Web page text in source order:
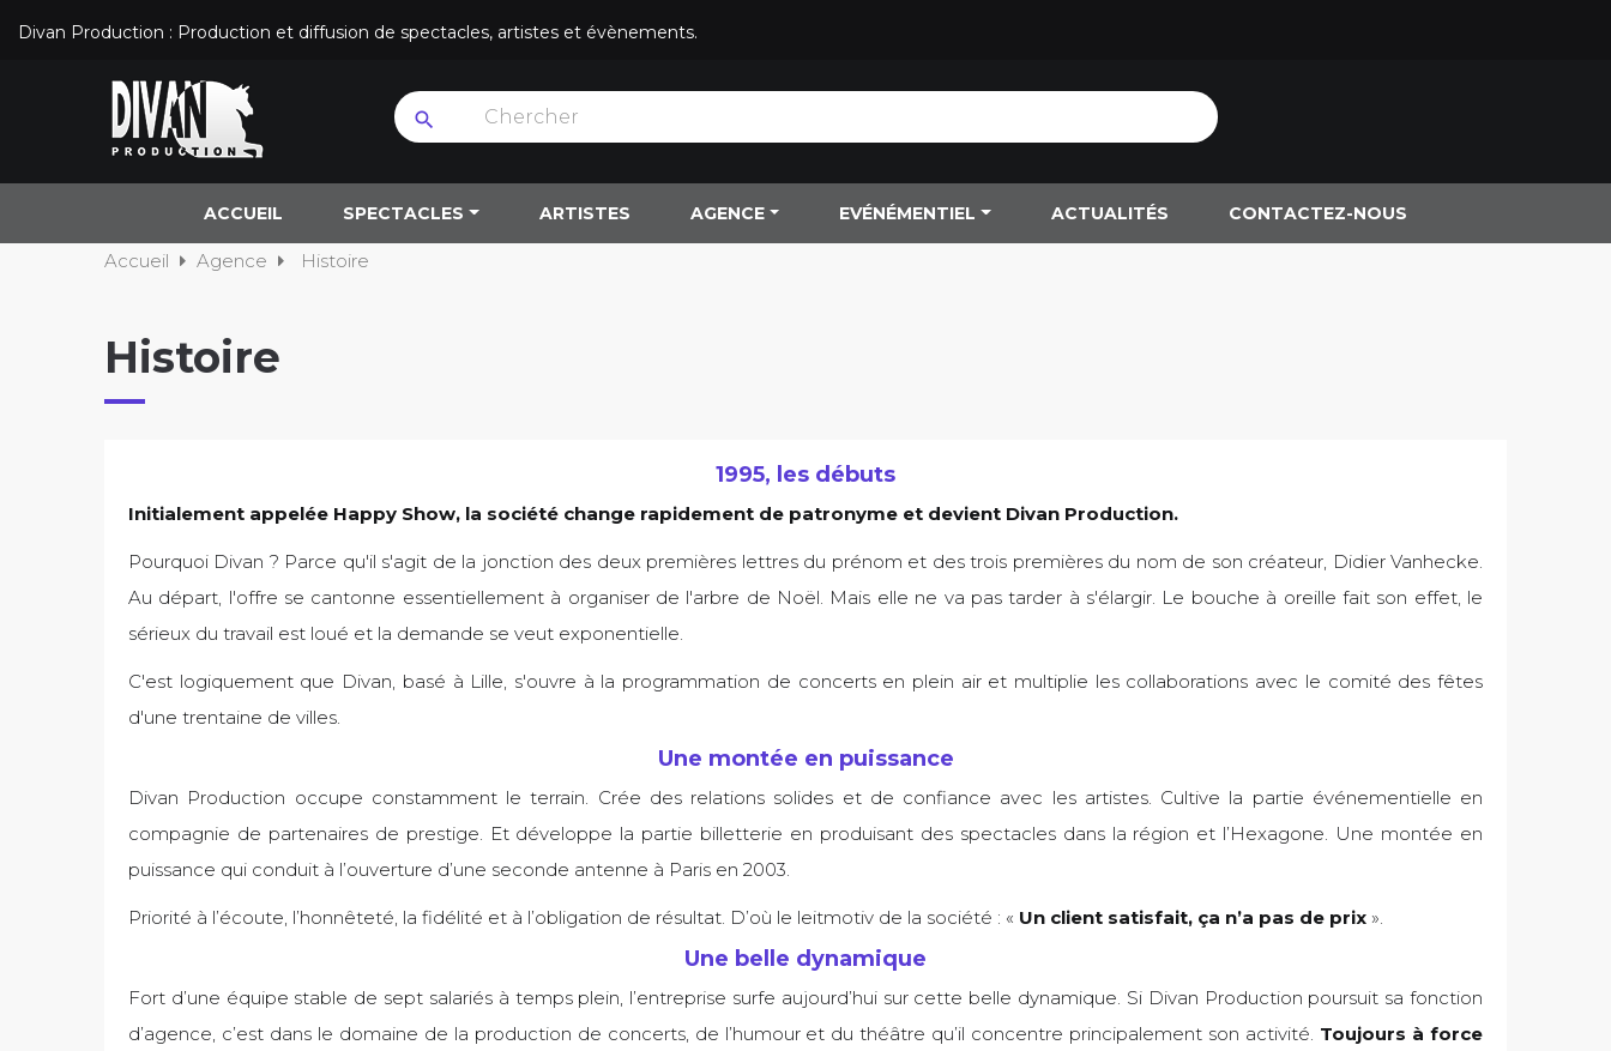
Divan Production : Production et diffusion de spectacles, artistes et évènements.
search
ACCUEIL SPECTACLES ARTISTES AGENCE EVÉNÉMENTIEL ACTUALITÉS CONTACTEZ-NOUS
Accueil Agence Histoire
Histoire
1995, les débuts
Initialement appelée Happy Show, la société change rapidement de patronyme et devient Divan Production.
Pourquoi Divan ? Parce qu'il s'agit de la jonction des deux premières lettres du prénom et des trois premières du nom de son créateur, Didier Vanhecke.
Au départ, l'offre se cantonne essentiellement à organiser de l'arbre de Noël. Mais elle ne va pas tarder à s'élargir. Le bouche à oreille fait son effet, le
sérieux du travail est loué et la demande se veut exponentielle.
C'est logiquement que Divan, basé à Lille, s'ouvre à la programmation de concerts en plein air et multiplie les collaborations avec le comité des fêtes
d'une trentaine de villes.
Une montée en puissance
Divan Production occupe constamment le terrain. Crée des relations solides et de confiance avec les artistes. Cultive la partie événementielle en
compagnie de partenaires de prestige. Et développe la partie billetterie en produisant des spectacles dans la région et l’Hexagone. Une montée en
puissance qui conduit à l’ouverture d’une seconde antenne à Paris en 2003.
Priorité à l’écoute, l’honnêteté, la fidélité et à l’obligation de résultat. D’où le leitmotiv de la société : « Un client satisfait, ça n’a pas de prix ».
Une belle dynamique
Fort d’une équipe stable de sept salariés à temps plein, l’entreprise surfe aujourd’hui sur cette belle dynamique. Si Divan Production poursuit sa fonction
d’agence, c’est dans le domaine de la production de concerts, de l’humour et du théâtre qu’il concentre principalement son activité. Toujours à force